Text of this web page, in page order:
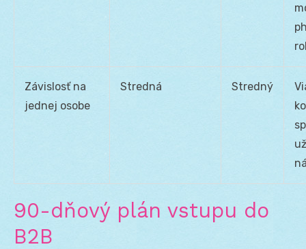
Závislosť na
jednej osobe
Stredná Stredný
90-dňový plán vstupu do
B2B